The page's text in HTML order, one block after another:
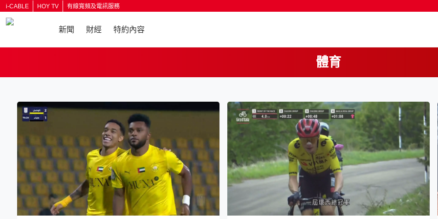
i-CABLE HOY TV 有線寬頻及電訊服務
新聞 財經 特約內容
體育
按輸入鍵開始搜尋